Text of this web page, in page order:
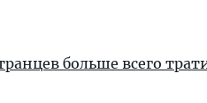
больше всего